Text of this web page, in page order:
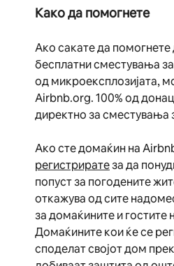
Како да помогнете
Ако сакате да
бесплатни сместувања
од микроексплозијата,
Airbnb.org. 100% од
директно за сместувања
Ако сте домаќин на
регистриратеза да
попуст за погодените
откажува од сите
за домаќините и гостите
Домаќините кои ќе се
споделат својот дом